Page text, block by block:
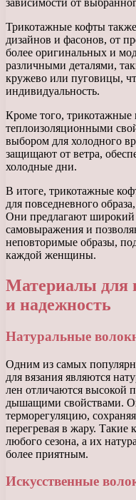
зависимости от
Трикотажные кофты
дизайнов и фасонов, от
более оригинальных и
различными деталями,
кружево или пуговицы,
индивидуальность.
Кроме того,
теплоизоляционными
выбором для холодного
защищают от ветра,
холодные дни.
В итоге, трикотажные
для повседневного
Они предлагают
самовыражения и
неповторимые образы,
каждой женщины.
Материалы для
и надежность
Натуральные
Одним из самых
для вязания являются
лен отличаются высокой
дышащими свойствами.
терморегуляцию,
перегревая в жару.
любого сезона, а их
более приятным.
Искусственные